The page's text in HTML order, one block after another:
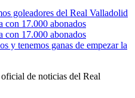
goleadores del Real Valladolid
con 17.000 abonados
con 17.000 abonados
y tenemos ganas de empezar la
de noticias del Real